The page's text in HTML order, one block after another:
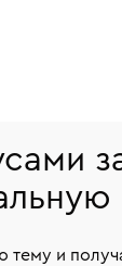
тему и